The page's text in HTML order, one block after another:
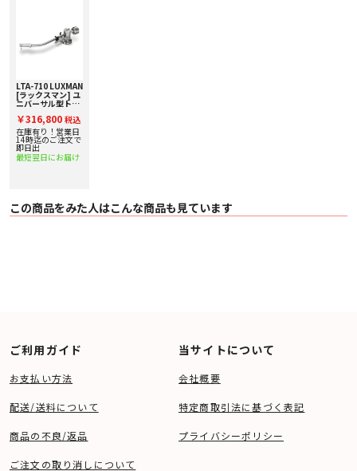
LTA-710 LUXMAN
[ラックスマン] ユ
ニバーサル型トー
定額20%アップ実
施中！
￥316,800 税込
在庫有り！営業日
14時迄のご注文で
即日出
最短翌日にお届け
この商品をみた人はこんな商品も見ています
ご利用ガイド
お支払い方法
配送/送料について
商品の不良/返品
ご注文の取り消しについて
当サイトについて
会社概要
特定商取引法に基づく表記
プライバシーポリシー